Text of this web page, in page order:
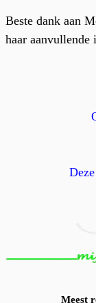
Beste dank aan
haar aanvullende
Meest